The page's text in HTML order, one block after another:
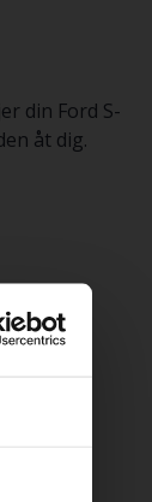
din Ford S-
åt dig.